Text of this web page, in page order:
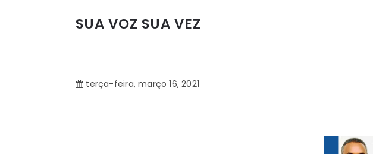
SUA VOZ SUA VEZ
terça-feira, março 16, 2021